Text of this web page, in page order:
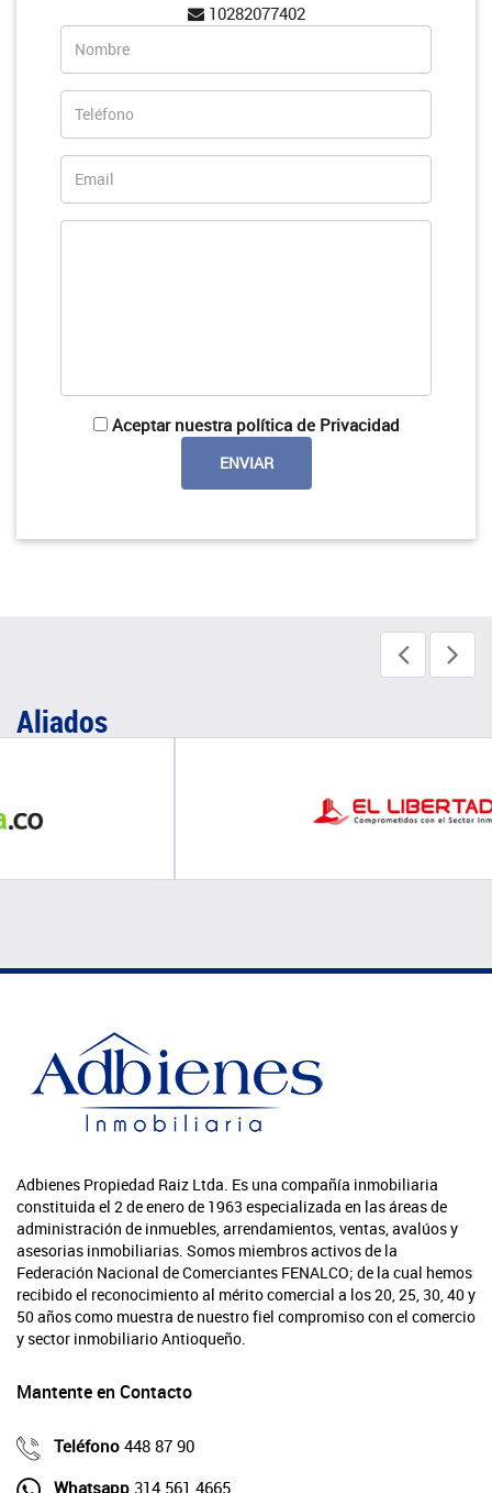
10282077402
Aceptar nuestra política de Privacidad
Aliados
Adbienes Propiedad Raiz Ltda. Es una compañía inmobiliaria
constituida el 2 de enero de 1963 especializada en las áreas de
administración de inmuebles, arrendamientos, ventas, avalúos y
asesorias inmobiliarias. Somos miembros activos de la
Federación Nacional de Comerciantes FENALCO; de la cual hemos
recibido el reconocimiento al mérito comercial a los 20, 25, 30, 40 y
50 años como muestra de nuestro fiel compromiso con el comercio
y sector inmobiliario Antioqueño.
Mantente en Contacto
Teléfono 448 87 90
Whatsapp 314 561 4665